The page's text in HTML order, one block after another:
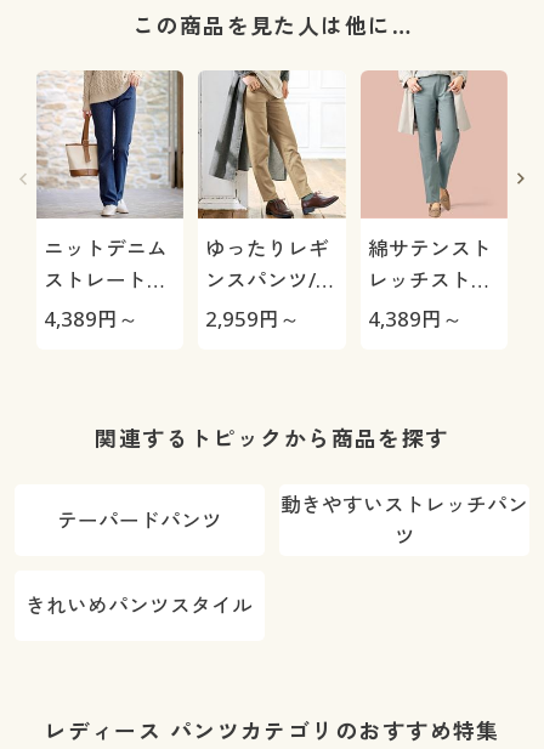
この商品を見た人は他に…
ニットデニム
ストレートパ
ンツ(スマート
わらか・選べ
OK・1年中は
4,389円～
ゆったりレギ
ンスパンツ/細
見えが叶うら
ト・速乾・洗
2,959円～
綿サテンスト
レッチストレ
ートパンツ(ヨ
4,389円～
関連するトピックから商品を探す
テーパードパンツ
動きやすいストレッチパン
ツ
きれいめパンツスタイル
レディース パンツカテゴリのおすすめ特集